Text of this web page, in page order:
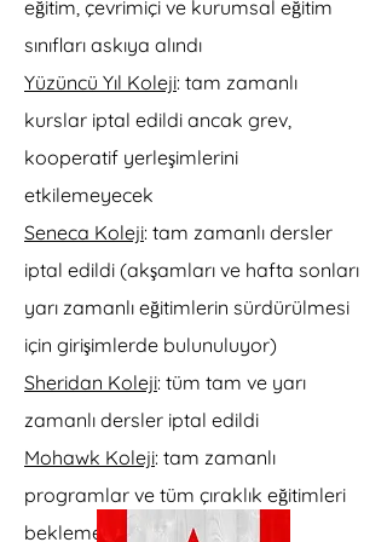
eğitim, çevrimiçi ve kurumsal eğitim
sınıfları askıya alındı
Yüzüncü Yıl Koleji: tam zamanlı
kurslar iptal edildi ancak grev,
kooperatif yerleşimlerini
etkilemeyecek
Seneca Koleji: tam zamanlı dersler
iptal edildi (akşamları ve hafta sonları
yarı zamanlı eğitimlerin sürdürülmesi
için girişimlerde bulunuluyor)
Sheridan Koleji: tüm tam ve yarı
zamanlı dersler iptal edildi
Mohawk Koleji: tam zamanlı
programlar ve tüm çıraklık eğitimleri
beklemeye alınmıştır